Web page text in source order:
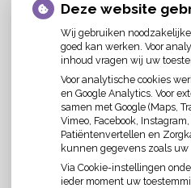
KINDERFYSIOTHERAPIE
Maandag:
08.30 - 17.30
Dinsdag:
08.30 - 17.30
Woensdag:
08.30 - 17.30
Donderdag:
08.30 - 15.00
Vrijdag:
08.30 - 17.00
Deze website
Wij gebruiken
goed kan werken. Voor
inhoud vragen wij uw
Voor analytische cookies
en Google Analytics. Voor
samen met Google (Maps,
Vimeo, Facebook, Instagram,
Patiëntenvertellen en
kunnen gegevens zoals uw
Via Cookie-instellingen
ieder moment uw